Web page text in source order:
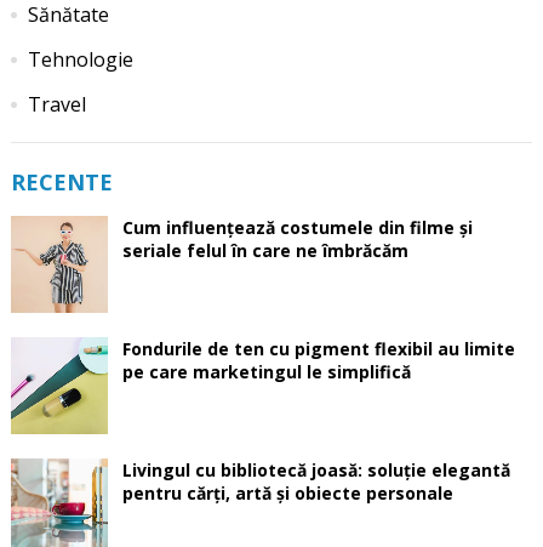
Sănătate
Tehnologie
Travel
RECENTE
Cum influențează costumele din filme și
seriale felul în care ne îmbrăcăm
Fondurile de ten cu pigment flexibil au limite
pe care marketingul le simplifică
Livingul cu bibliotecă joasă: soluție elegantă
pentru cărți, artă și obiecte personale